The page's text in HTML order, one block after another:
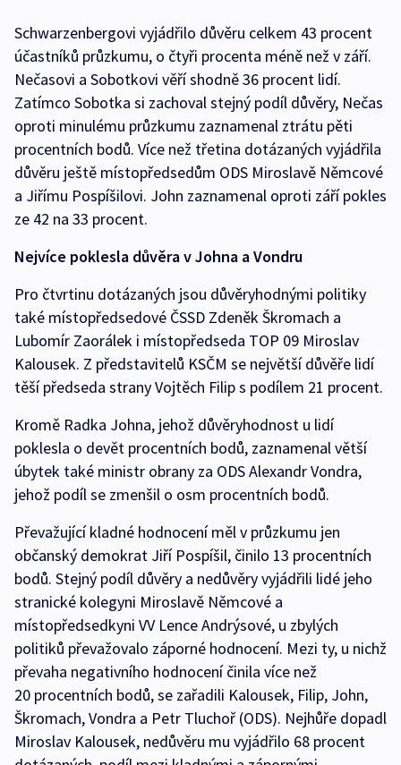
Schwarzenbergovi vyjádřilo důvěru celkem 43 procent
účastníků průzkumu, o čtyři procenta méně než v září.
Nečasovi a Sobotkovi věří shodně 36 procent lidí.
Zatímco Sobotka si zachoval stejný podíl důvěry, Nečas
oproti minulému průzkumu zaznamenal ztrátu pěti
procentních bodů. Více než třetina dotázaných vyjádřila
důvěru ještě místopředsedům ODS Miroslavě Němcové
a Jiřímu Pospíšilovi. John zaznamenal oproti září pokles
ze 42 na 33 procent.
Nejvíce poklesla důvěra v Johna a Vondru
Pro čtvrtinu dotázaných jsou důvěryhodnými politiky
také místopředsedové ČSSD Zdeněk Škromach a
Lubomír Zaorálek i místopředseda TOP 09 Miroslav
Kalousek. Z představitelů KSČM se největší důvěře lidí
těší předseda strany Vojtěch Filip s podílem 21 procent.
Kromě Radka Johna, jehož důvěryhodnost u lidí
poklesla o devět procentních bodů, zaznamenal větší
úbytek také ministr obrany za ODS Alexandr Vondra,
jehož podíl se zmenšil o osm procentních bodů.
Převažující kladné hodnocení měl v průzkumu jen
občanský demokrat Jiří Pospíšil, činilo 13 procentních
bodů. Stejný podíl důvěry a nedůvěry vyjádřili lidé jeho
stranické kolegyni Miroslavě Němcové a
místopředsedkyni VV Lence Andrýsové, u zbylých
politiků převažovalo záporné hodnocení. Mezi ty, u nichž
převaha negativního hodnocení činila více než
20 procentních bodů, se zařadili Kalousek, Filip, John,
Škromach, Vondra a Petr Tluchoř (ODS). Nejhůře dopadl
Miroslav Kalousek, nedůvěru mu vyjádřilo 68 procent